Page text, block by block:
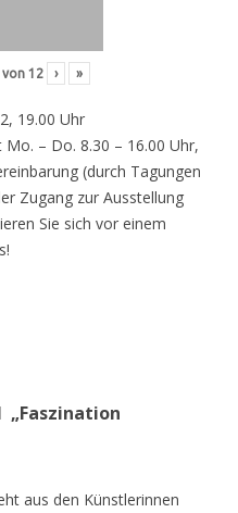
von 12 › »
19.00 Uhr
– Do. 8.30 – 16.00 Uhr,
(durch Tagungen
Zugang zur Ausstellung
Sie sich vor einem
„Faszination
aus den Künstlerinnen